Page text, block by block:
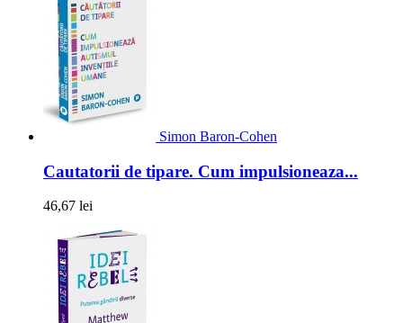
Simon Baron-Cohen
Cautatorii de tipare. Cum impulsioneaza...
46,67 lei